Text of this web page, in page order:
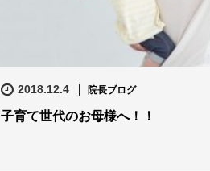
2018.12.4 院長ブログ
子育て世代のお母様へ！！